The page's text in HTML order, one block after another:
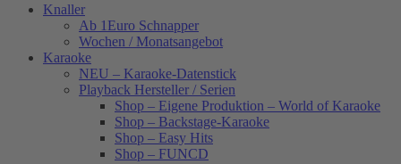
Knaller
Ab 1Euro Schnapper
Wochen / Monatsangebot
Karaoke
NEU – Karaoke-Datenstick
Playback Hersteller / Serien
Shop – Eigene Produktion – World of Karaoke
Shop – Backstage-Karaoke
Shop – Easy Hits
Shop – FUNCD